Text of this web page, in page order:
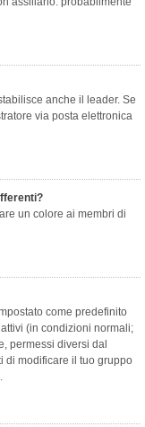
anche il leader. Se
via posta elettronica
un colore ai membri di
come predefinito
(in condizioni normali;
permessi diversi dal
di modificare il tuo gruppo